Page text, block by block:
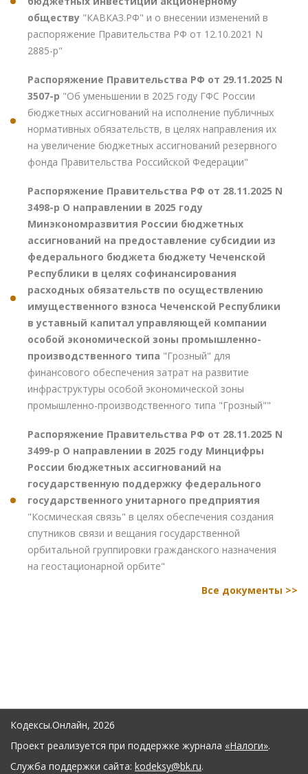
обществу "КАВКАЗ.РФ" и о внесении изменений в
распоряжение Правительства РФ от 12.10.2021 N
2885-р"
Распоряжение Правительства РФ от 29.11.2025 N
3507-р "Об уменьшении в 2025 году ГФС России
бюджетных ассигнований на исполнение публичных
нормативных обязательств, в целях направления их
на увеличение бюджетных ассигнований резервного
фонда Правительства Российской Федерации"
Распоряжение Правительства РФ от 28.11.2025 N
3498-р О направлении в 2025 году
Минэкономразвития России бюджетных
ассигнований на предоставление субсидии из
федерального бюджета бюджету Чеченской
Республики в целях софинансирования
расходных обязательств по осуществлению
имущественного взноса Чеченской Республики
в уставный капитал управляющей компании
особой экономической зоны промышленно-
производственного типа "Грозный" для
финансового обеспечения затрат на развитие
инфраструктуры особой экономической зоны
промышленно-производственного типа "Грозный""
Распоряжение Правительства РФ от 28.11.2025 N
3499-р О направлении в 2025 году Минцифры
России бюджетных ассигнований на
государственную поддержку федерального
государственного унитарного предприятия
"Космическая связь" в целях обеспечения создания
спутников связи и вещания государственной
орбитальной группировки гражданского назначения
на геостационарной орбите"
Все документы >>
Кодексы.Онлайн, 2026
Проект реализуется при поддержке журнала «Налоги».
Служба поддержки сайта: kodeksy@bk.ru.